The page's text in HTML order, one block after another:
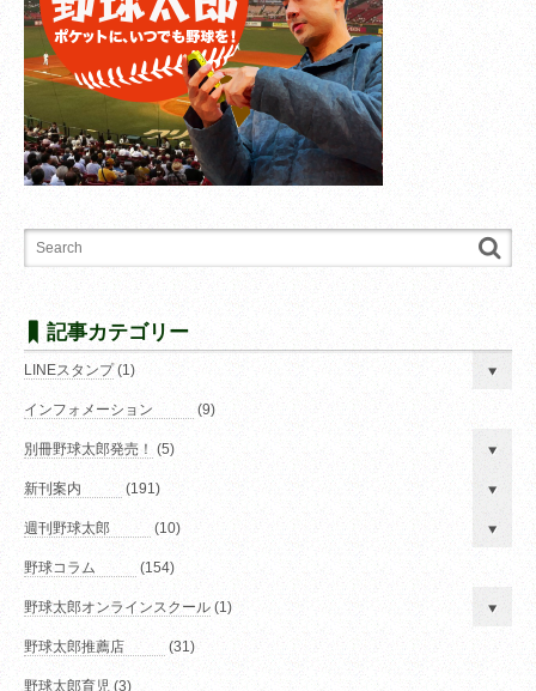
記事カテゴリー
LINEスタンプ(1)
インフォメーション (9)
別冊野球太郎発売！ (5)
新刊案内 (191)
週刊野球太郎 (10)
野球コラム (154)
野球太郎オンラインスクール (1)
野球太郎推薦店 (31)
野球太郎育児 (3)